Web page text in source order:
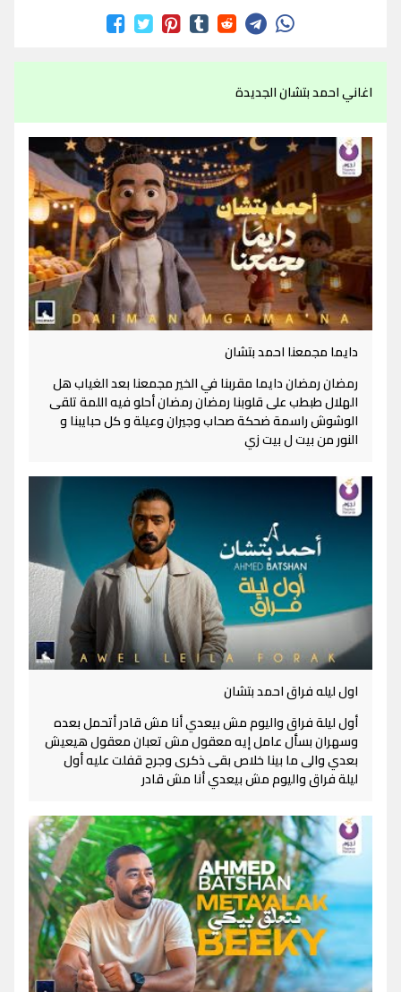
اغاني احمد بتشان الجديدة
دايما مجمعنا احمد بتشان
رمضان رمضان دايما مقربنا في الخير مجمعنا بعد الغياب هل
الهلال طبطب على قلوبنا رمضان رمضان أحلو فيه اللمة تلقى
الوشوش راسمة ضحكة صحاب وجيران وعيلة و كل حبايبنا و
النور من بيت ل بيت زي
اول ليله فراق احمد بتشان
أول ليلة فراق واليوم مش بيعدي أنا مش قادر أتحمل بعده
وسهران بسأل عامل إيه معقول مش تعبان معقول هيعيش
بعدي والى ما بينا خلاص بقى ذكرى وجرح قفلت عليه أول
ليلة فراق واليوم مش بيعدي أنا مش قادر